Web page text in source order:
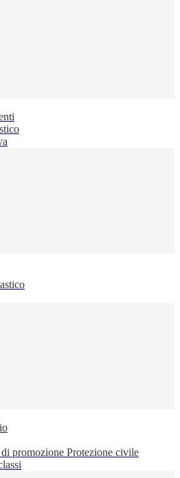
promozione Protezione civile